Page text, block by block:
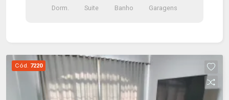
churrasqueira, ofurô com deck, mezanimo com
Dorm. Suite Banho Garagens
Cód. 7220